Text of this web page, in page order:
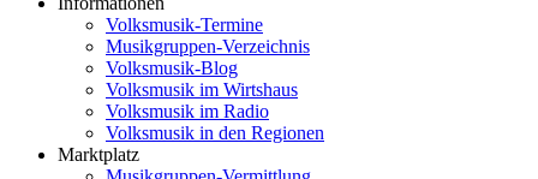
Volksmusik-Termine
Musikgruppen-Verzeichnis
Volksmusik-Blog
Volksmusik im Wirtshaus
Volksmusik im Radio
Volksmusik in den Regionen
Marktplatz